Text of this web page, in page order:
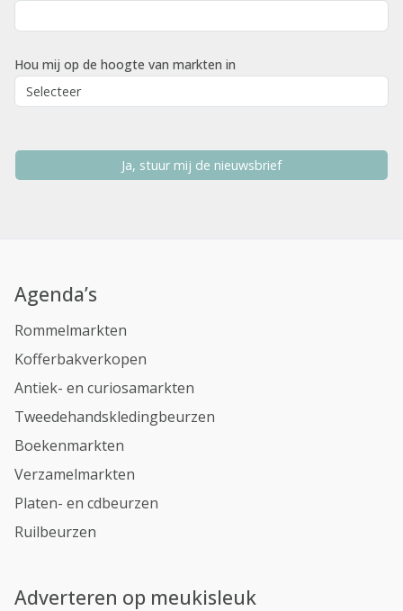
Hou mij op de hoogte van markten in
Ja, stuur mij de nieuwsbrief
Agenda’s
Rommelmarkten
Kofferbakverkopen
Antiek- en curiosamarkten
Tweedehandskledingbeurzen
Boekenmarkten
Verzamelmarkten
Platen- en cdbeurzen
Ruilbeurzen
Adverteren op meukisleuk